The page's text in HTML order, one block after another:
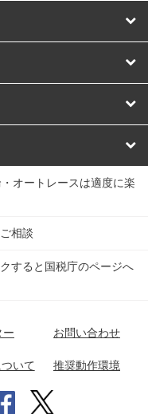
輪場 宇都宮競輪場
競輪場 豊橋競輪場
競輪場
町競輪場
オートレースは適度に楽
相談
すると国税庁のページへ
ー お問い合わせ
いて 推奨動作環境